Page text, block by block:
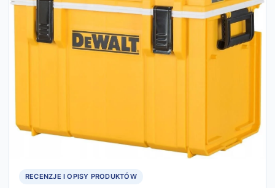
RECENZJE I OPISY PRODUKTÓW